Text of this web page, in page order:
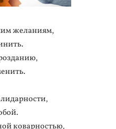
желаниям,
коварностью,